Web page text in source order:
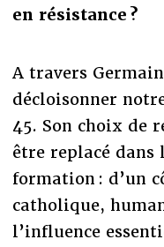
en résistance ?
A travers
décloisonner
45. Son choix de
être replacé dans
formation : d’un
catholique,
l’influence